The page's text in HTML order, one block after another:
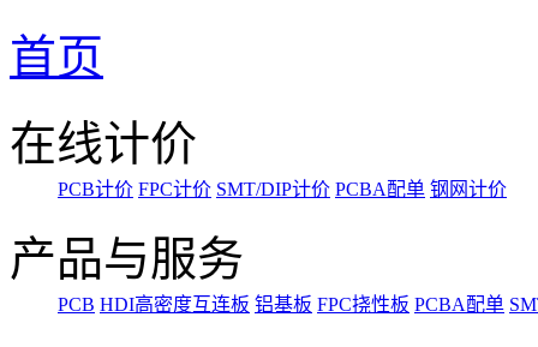
首页
在线计价
PCB计价 FPC计价 SMT/DIP计价 PCBA配单 钢网计价
产品与服务
PCB HDI高密度互连板 铝基板 FPC挠性板 PCBA配单